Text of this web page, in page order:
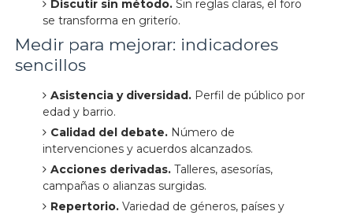
Discutir sin método.Sin reglas claras, el foro
se transforma en griterío.
Medir para mejorar: indicadores
sencillos
Asistencia y diversidad.Perfil de público por
edad y barrio.
Calidad del debate.Número de
intervenciones y acuerdos alcanzados.
Acciones derivadas.Talleres, asesorías,
campañas o alianzas surgidas.
Repertorio.Variedad de géneros, países y